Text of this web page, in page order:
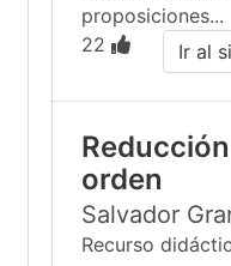
proposiciones...
22
Ir al
orden
Salvador
Recurso